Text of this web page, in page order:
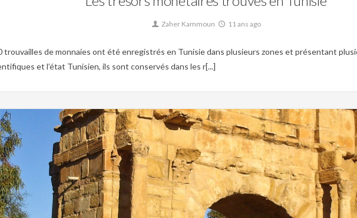
Zaher Kammoun 11 ans ago
trouvailles de monnaies ont été enregistrés en Tunisie dans plusieurs zones et présentant
et l’état Tunisien, ils sont conservés dans les r[...]
0